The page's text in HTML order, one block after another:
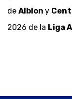
de Albion y
2026 de la Liga